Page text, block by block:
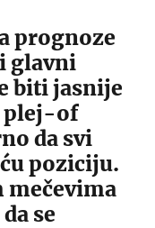
prognoze
glavni
biti jasnije
plej-of
da svi
poziciju.
mečevima
se